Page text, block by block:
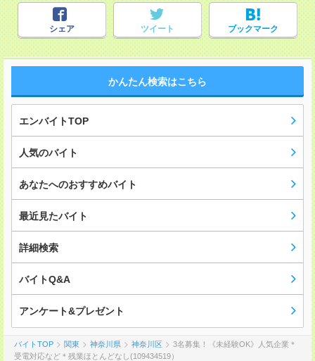
シェア ツイート ブックマーク
かんたん検索はこちら
エンバイトTOP
人気のバイト
あなたへのおすすめバイト
最近見たバイト
詳細検索
バイトQ&A
アンケート&プレゼント
バイトTOP 関東 神奈川県 神奈川区
3名募集！《未経験OK》人気企業＊
受電対応など＊残業ほとんどなし(109434519）